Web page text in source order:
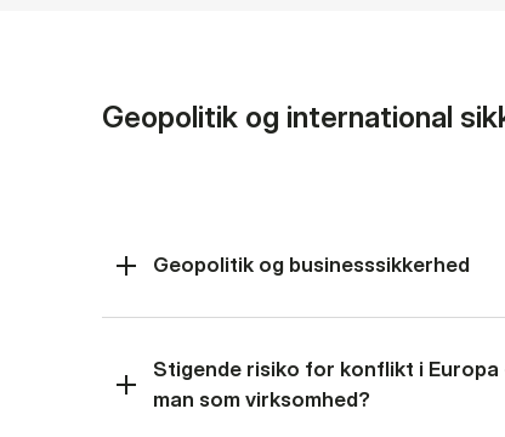
Geopolitik og international
Geopolitik og businesssikkerhed
Stigende risiko for konflikt i
man som virksomhed?